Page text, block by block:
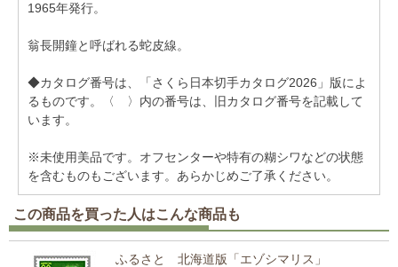
1965年発行。
翁長開鐘と呼ばれる蛇皮線。
◆カタログ番号は、「さくら日本切手カタログ2026」版によ
るものです。〈 〉内の番号は、旧カタログ番号を記載して
います。
※未使用美品です。オフセンターや特有の糊シワなどの状態
を含むものもございます。あらかじめご了承ください。
この商品を買った人はこんな商品も
ふるさと 北海道版「エゾシマリス」